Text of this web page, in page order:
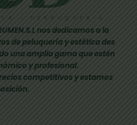
nos dedicamos a la
de peluquería y estética des
una amplia gama que estén
y profesional.
competitivos y estamos